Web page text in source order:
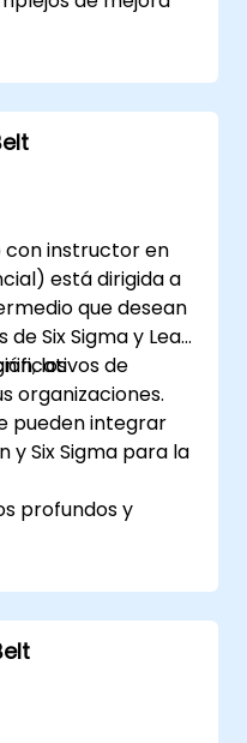
complejos y
en datos.
de cambio
con instructor en
está dirigida a
que desean
Six Sigma y Lean
de
organizaciones.
los
pueden integrar
y Six Sigma para la
profundos y
y Controlar
decisiones